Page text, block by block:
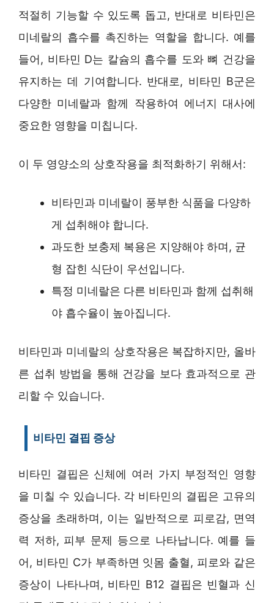
적절히 기능할 수 있도록 돕고, 반대로 비타민은
미네랄의 흡수를 촉진하는 역할을 합니다. 예를
들어, 비타민 D는 칼슘의 흡수를 도와 뼈 건강을
유지하는 데 기여합니다. 반대로, 비타민 B군은
다양한 미네랄과 함께 작용하여 에너지 대사에
중요한 영향을 미칩니다.
이 두 영양소의 상호작용을 최적화하기 위해서:
비타민과 미네랄이 풍부한 식품을 다양하
게 섭취해야 합니다.
과도한 보충제 복용은 지양해야 하며, 균
형 잡힌 식단이 우선입니다.
특정 미네랄은 다른 비타민과 함께 섭취해
야 흡수율이 높아집니다.
비타민과 미네랄의 상호작용은 복잡하지만, 올바
른 섭취 방법을 통해 건강을 보다 효과적으로 관
리할 수 있습니다.
비타민 결핍 증상
비타민 결핍은 신체에 여러 가지 부정적인 영향
을 미칠 수 있습니다. 각 비타민의 결핍은 고유의
증상을 초래하며, 이는 일반적으로 피로감, 면역
력 저하, 피부 문제 등으로 나타납니다. 예를 들
어, 비타민 C가 부족하면 잇몸 출혈, 피로와 같은
증상이 나타나며, 비타민 B12 결핍은 빈혈과 신